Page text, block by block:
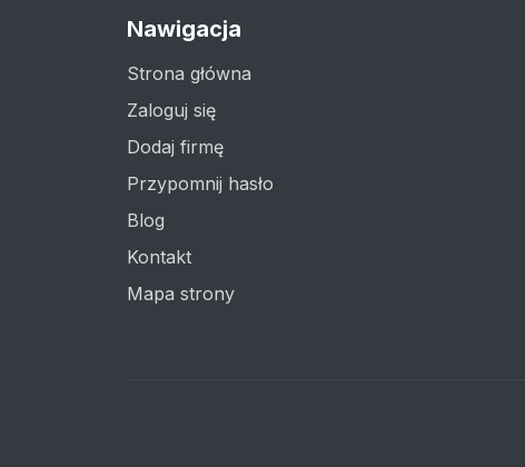
Nawigacja
Strona główna
Zaloguj się
Dodaj firmę
Przypomnij hasło
Blog
Kontakt
Mapa strony